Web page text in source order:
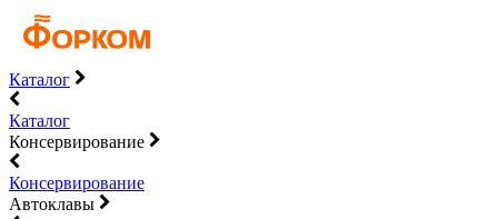
Каталог
Каталог
Консервирование
Консервирование
Автоклавы